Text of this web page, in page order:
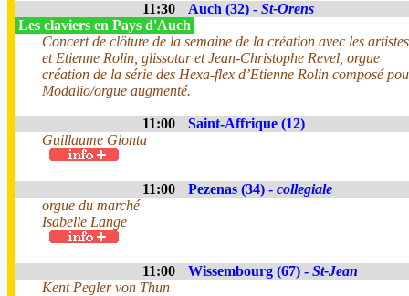
11:30 Auch (32) - St-Orens
Les claviers en Pays d'Auch
Concert de clôture de la semaine de la création avec les
et Etienne Rolin, glissotar et Jean-Christophe Revel, orgue
création de la série des Hexa-flex d’Etienne Rolin composé
Modalio/orgue augmenté.
11:00
Saint-Affrique (12)
Guillaume Gionta
11:00 Pezenas (34) - collegiale
orgue du marché
Isabelle Lange
11:00 Wissembourg (67) - St-Jean
Kent Pegler von Thun